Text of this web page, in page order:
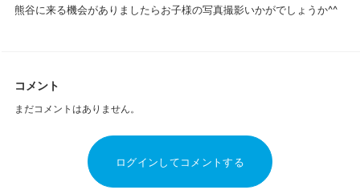
熊谷に来る機会がありましたらお子様の写真撮影いかがでしょうか^^
コメント
まだコメントはありません。
ログインしてコメントする